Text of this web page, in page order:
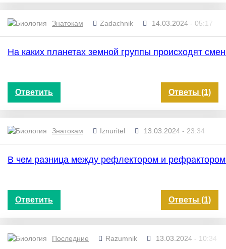
Знатокам Zadachnik 14.03.2024 - 05:17
На каких планетах земной группы происходят
Ответить Ответы (1)
Знатокам Iznuritel 13.03.2024 - 23:34
В чем разница между рефлектором и
Ответить Ответы (1)
Последние Razumnik 13.03.2024 - 10:34